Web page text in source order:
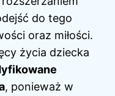
do tego
oraz miłości.
życia dziecka
, ponieważ w